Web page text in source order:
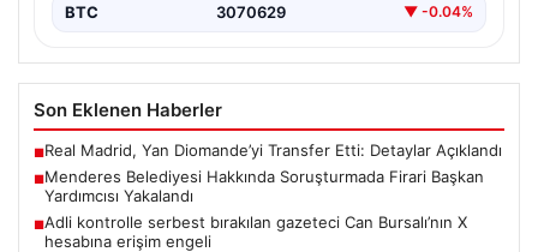
BTC 3070629 ▼ -0.04%
Son Eklenen Haberler
■Real Madrid, Yan Diomande’yi Transfer Etti: Detaylar Açıklandı
■Menderes Belediyesi Hakkında Soruşturmada Firari Başkan
Yardımcısı Yakalandı
■Adli kontrolle serbest bırakılan gazeteci Can Bursalı’nın X
hesabına erişim engeli